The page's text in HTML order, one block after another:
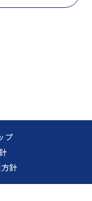
プ
針